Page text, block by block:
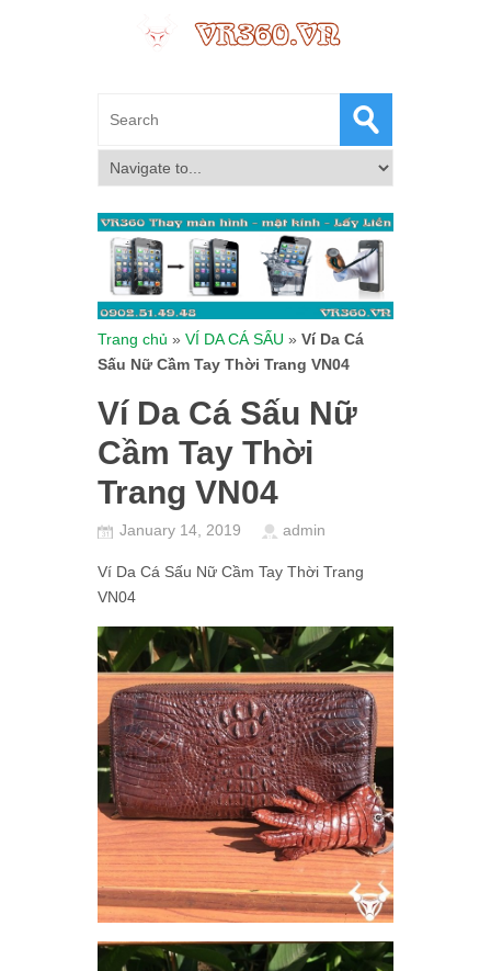
Trang chủ » VÍ DA CÁ SẤU » Ví Da Cá
Sấu Nữ Cầm Tay Thời Trang VN04
Ví Da Cá Sấu Nữ
Cầm Tay Thời
Trang VN04
January 14, 2019 admin
Ví Da Cá Sấu Nữ Cầm Tay Thời Trang
VN04